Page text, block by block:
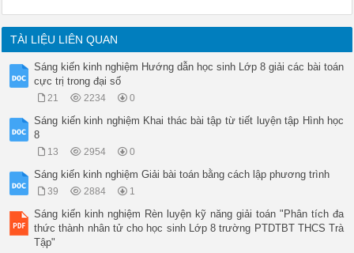
TÀI LIỆU LIÊN QUAN
Sáng kiến kinh nghiệm Hướng dẫn học sinh Lớp 8 giải các bài toán
cực trị trong đại số
21 2234 0
Sáng kiến kinh nghiệm Khai thác bài tập từ tiết luyện tập Hình học
8
13 2954 0
Sáng kiến kinh nghiệm Giải bài toán bằng cách lập phương trình
39 2884 1
Sáng kiến kinh nghiệm Rèn luyện kỹ năng giải toán "Phân tích đa
thức thành nhân tử cho học sinh Lớp 8 trường PTDTBT THCS Trà
Tập"